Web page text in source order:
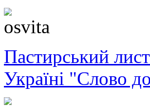
Пастирський
Україні "Слово